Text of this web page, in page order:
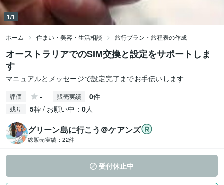
1/1
ホーム 住まい・美容・生活相談 旅行プラン・旅程表の作成
オーストラリアでのSIM交換と設定をサポートしま
す
マニュアルとメッセージで設定完了までお手伝いします
評価 - 販売実績 0件
残り 5枠 / お願い中： 0人
グリーン島に行こう＠ケアンズ
総販売実績： 22件
受付休止中